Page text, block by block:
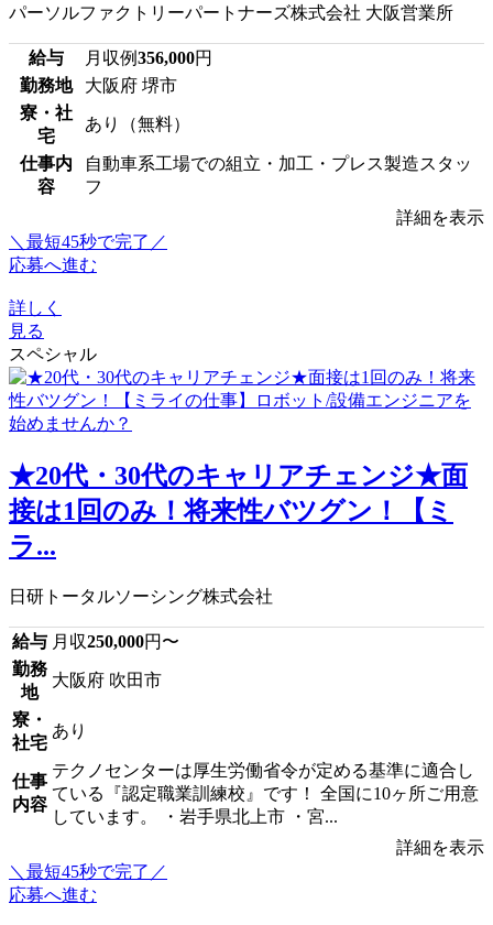
パーソルファクトリーパートナーズ株式会社 大阪営業所
給与 月収例356,000円
勤務地
大阪府 堺市
寮・社
宅
あり（無料）
仕事内
容
自動車系工場での組立・加工・プレス製造スタッ
フ
詳細を表示
＼最短45秒で完了／
応募へ進む
詳しく
見る
スペシャル
★20代・30代のキャリアチェンジ★面
接は1回のみ！将来性バツグン！【ミ
ラ...
日研トータルソーシング株式会社
給与 月収250,000円〜
勤務
地
大阪府 吹田市
寮・
社宅
あり
仕事
内容
テクノセンターは厚生労働省令が定める基準に適合し
ている『認定職業訓練校』です！ 全国に10ヶ所ご用意
しています。 ・岩手県北上市 ・宮...
詳細を表示
＼最短45秒で完了／
応募へ進む